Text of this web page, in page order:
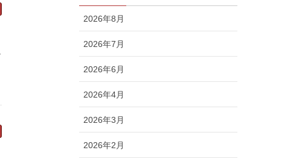
2026年8月
2026年7月
2026年6月
2026年4月
2026年3月
2026年2月